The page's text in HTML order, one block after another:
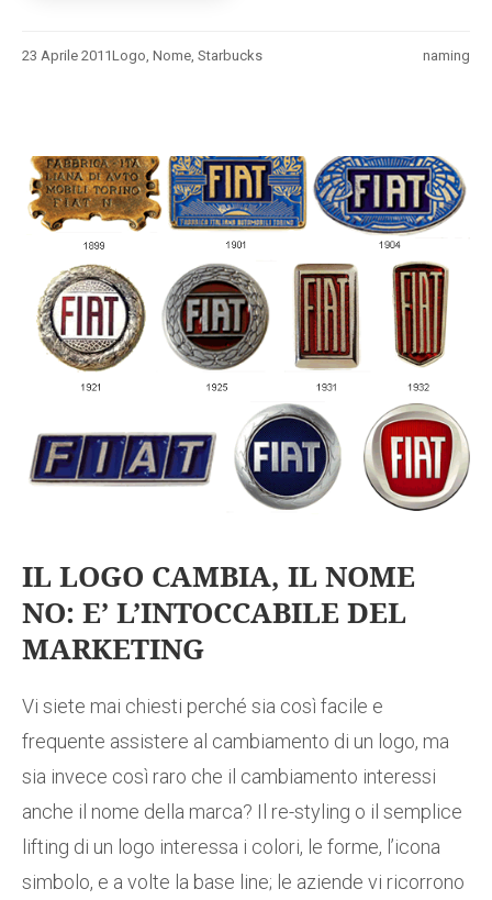
23 Aprile 2011 naming
Logo Nome Starbucks
IL LOGO CAMBIA, IL NOME
NO: E’ L’INTOCCABILE DEL
MARKETING
Vi siete mai chiesti perché sia così facile e
frequente assistere al cambiamento di un logo, ma
sia invece così raro che il cambiamento interessi
anche il nome della marca? Il re-styling o il semplice
lifting di un logo interessa i colori, le forme, l’icona
simbolo, e a volte la base line; le aziende vi ricorrono